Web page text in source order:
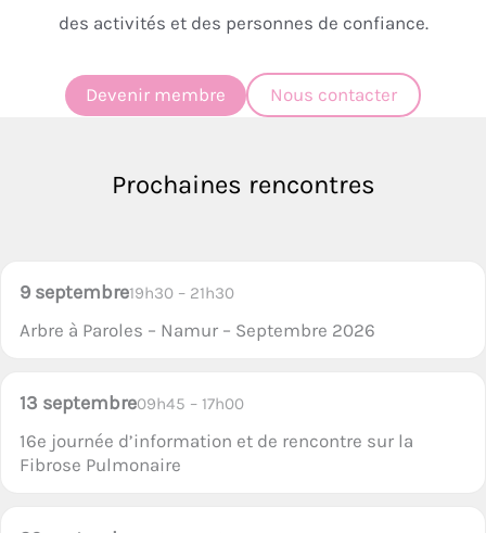
des activités et des personnes de confiance.
Devenir membre Nous contacter
Prochaines rencontres
9 septembre19h30 – 21h30
Arbre à Paroles – Namur – Septembre 2026
13 septembre09h45 – 17h00
16e journée d’information et de rencontre sur la
Fibrose Pulmonaire